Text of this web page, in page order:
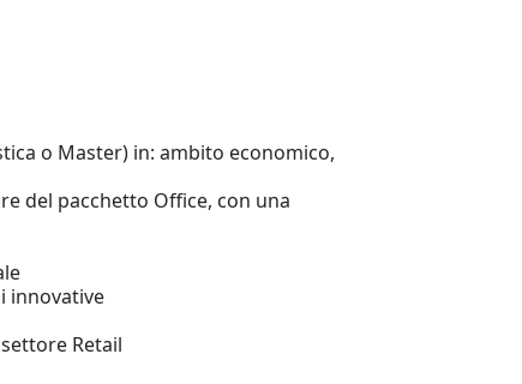
o Master) in: ambito economico,
del pacchetto Office, con una
innovative
Retail